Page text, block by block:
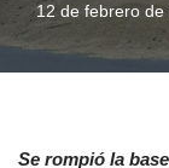
12 de febrero de
Se rompió la